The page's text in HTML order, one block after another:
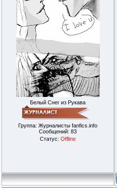
Белый Снег из Рукава
Группа: Журналисты fanfics.info
Сообщений: 83
Статус: Offline